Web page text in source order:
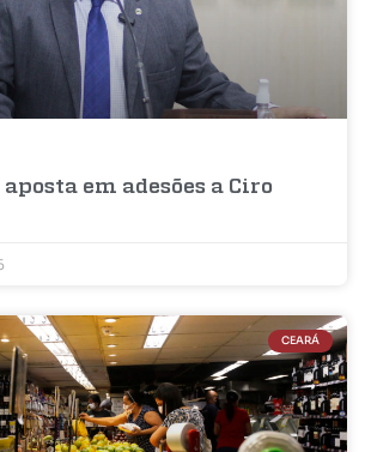
em adesões a Ciro
CEARÁ